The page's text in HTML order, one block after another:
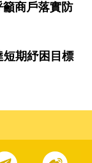
商戶落實防
短期紓困目標